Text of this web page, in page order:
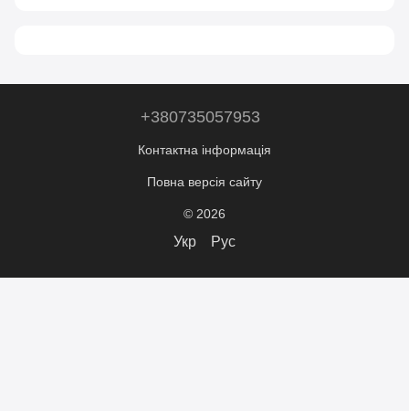
+380735057953
Контактна інформація
Повна версія сайту
© 2026
Укр Рус